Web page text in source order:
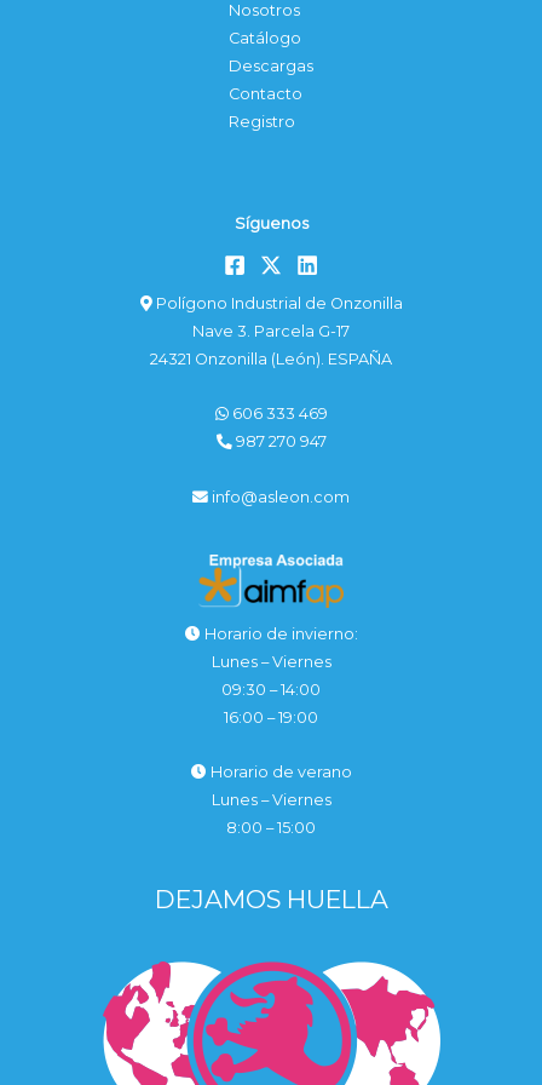
Nosotros
Catálogo
Descargas
Contacto
Registro
Síguenos
Polígono Industrial de Onzonilla
Nave 3. Parcela G-17
24321 Onzonilla (León). ESPAÑA
606 333 469
987 270 947
info@asleon.com
Horario de invierno:
Lunes – Viernes
09:30 – 14:00
16:00 – 19:00
Horario de verano
Lunes – Viernes
8:00 – 15:00
DEJAMOS HUELLA